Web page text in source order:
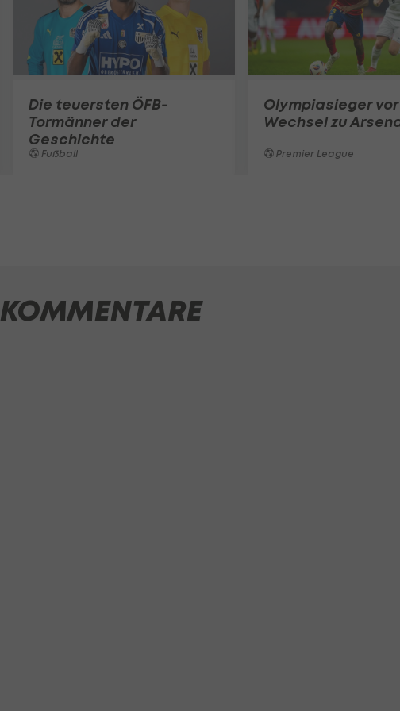
Die teuersten ÖFB-
Tormänner der
Geschichte
Fußball
Olympiasieger vor
Wechsel zu
Premier League
KOMMENTARE